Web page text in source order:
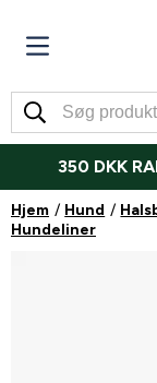
350 DKK
Hjem Hund
Hundeliner